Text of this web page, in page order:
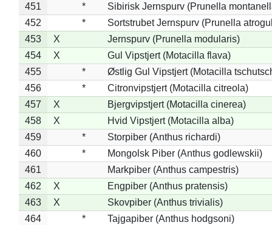
451
*
Sibirisk Jernspurv (Prunella
452
*
Sortstrubet Jernspurv (Prunella
453
X
Jernspurv (Prunella modularis)
454
X
Gul Vipstjert (Motacilla flava)
455
*
Østlig Gul Vipstjert (Motacilla
456
*
Citronvipstjert (Motacilla citreola)
457
X
Bjergvipstjert (Motacilla cinerea)
458
X
Hvid Vipstjert (Motacilla alba)
459
*
Storpiber (Anthus richardi)
460
*
Mongolsk Piber (Anthus godlewskii)
461
Markpiber (Anthus campestris)
462
X
Engpiber (Anthus pratensis)
463
X
Skovpiber (Anthus trivialis)
464
*
Tajgapiber (Anthus hodgsoni)